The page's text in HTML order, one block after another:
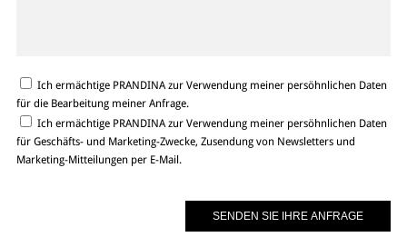
Ich ermächtige PRANDINA zur Verwendung meiner persöhnlichen Daten
für die Bearbeitung meiner Anfrage.
Ich ermächtige PRANDINA zur Verwendung meiner persöhnlichen Daten
für Geschäfts- und Marketing-Zwecke, Zusendung von Newsletters und
Marketing-Mitteilungen per E-Mail.